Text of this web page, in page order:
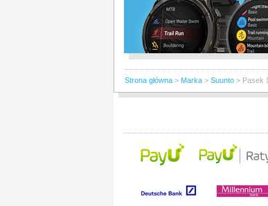
Strona główna > Marka > Suunto > Pasek